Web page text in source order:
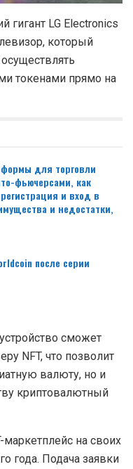
гигант LG Electronics
который
токенами прямо на
для торговли
фьючерсами, как
и вход в
и недостатки,
после серии
сможет
NFT, что позволит
валюту, но и
криптовалютный
маркетплейс на своих
года. Подача заявки